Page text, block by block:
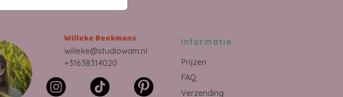
Willeke Beekmans
willeke@studiowam.nl
+31638314020
Informatie
Prijzen
FAQ
Verzending